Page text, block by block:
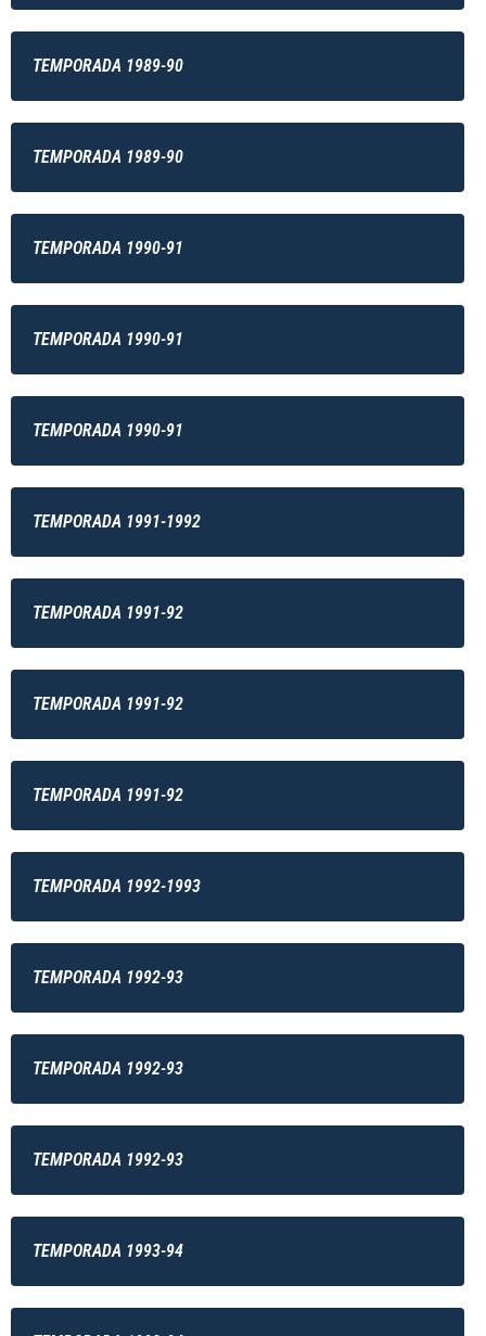
TEMPORADA 1989-90
TEMPORADA 1989-90
TEMPORADA 1990-91
TEMPORADA 1990-91
TEMPORADA 1990-91
TEMPORADA 1991-1992
TEMPORADA 1991-92
TEMPORADA 1991-92
TEMPORADA 1991-92
TEMPORADA 1992-1993
TEMPORADA 1992-93
TEMPORADA 1992-93
TEMPORADA 1992-93
TEMPORADA 1993-94